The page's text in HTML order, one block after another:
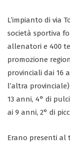
L’impianto di via
società sportiva
allenatori e 400
promozione
provinciali dai 16
l’altra
13 anni, 4° di
ai 9 anni, 2° di
Erano presenti al